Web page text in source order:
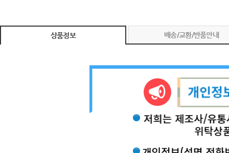
상품정보 배송/교환/반품안내